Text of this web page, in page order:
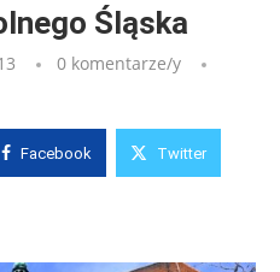
Śląska
0 komentarze/y
Facebook Twitter